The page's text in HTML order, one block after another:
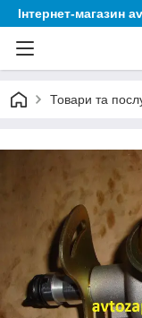
Інтернет-магазин
Товари та